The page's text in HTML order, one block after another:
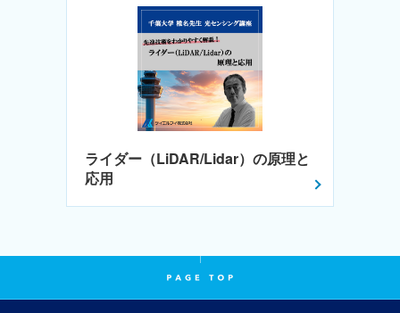
ライダー（LiDAR/Lidar）の原理と
応用